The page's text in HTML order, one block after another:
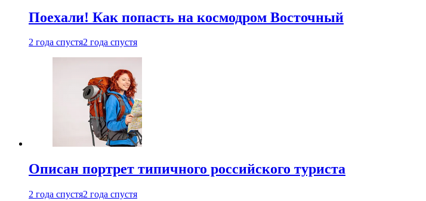
Поехали! Как попасть на космодром Восточный
2 года спустя2 года спустя
Описан портрет типичного российского туриста
2 года спустя2 года спустя